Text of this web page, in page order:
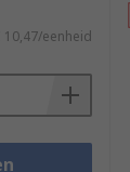
10,47/eenheid